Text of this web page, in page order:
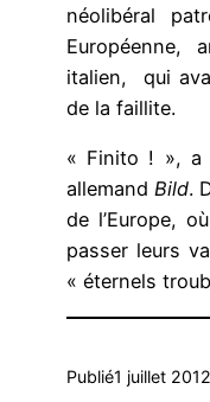
néolibéral
Européenne,
italien, qui
de la faillite.
« Finito ! », a
allemandBild.
de l’Europe,
passer leurs
« éternels
Publié1 juillet 2012